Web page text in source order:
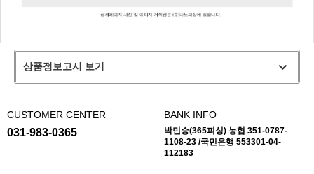
상품정보고시 보기
CUSTOMER CENTER
031-983-0365
BANK INFO
박민승(365피싱) 농협 351-0787-
1108-23 /국민은행 553301-04-
112183